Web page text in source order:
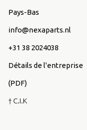
Pays-Bas
info@nexaparts.nl
+31 38 2024038
Détails de l'entreprise
(PDF)
† C.I.K